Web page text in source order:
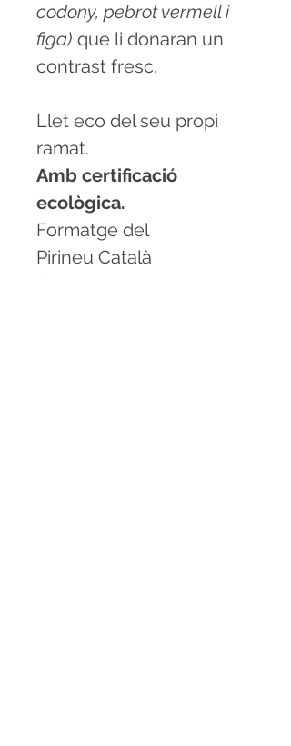
codony, pebrot vermell i
figa) que li donaran un
contrast fresc.
Llet eco del seu propi
ramat.
Amb certificació
ecològica.
Formatge del
Pirineu Català
Aprox. 500g